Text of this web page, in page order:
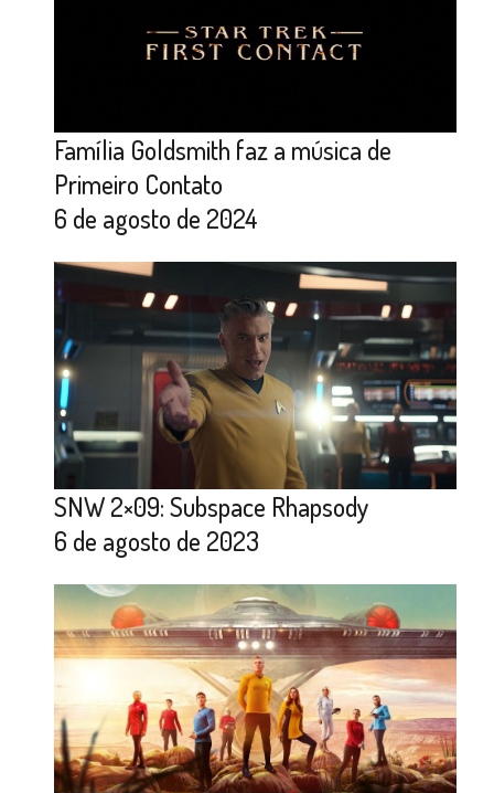
Família Goldsmith faz a música de
Primeiro Contato
6 de agosto de 2024
SNW 2×09: Subspace Rhapsody
6 de agosto de 2023